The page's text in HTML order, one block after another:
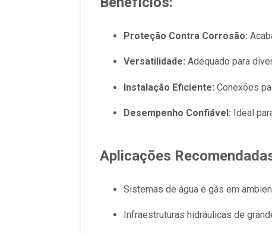
Proteção Contra Corrosão:
Versatilidade: Adequado para
Instalação Eficiente: Conexões
Desempenho Confiável: Ideal
Aplicações
Sistemas de água e gás em
Infraestruturas hidráulicas de